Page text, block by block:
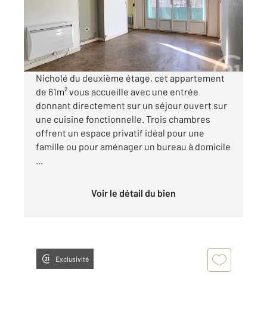
Appartement F4 à louer
550 €
par mois charges comprises
Nicholé du deuxième étage, cet appartement
de 61m² vous accueille avec une entrée
donnant directement sur un séjour ouvert sur
une cuisine fonctionnelle. Trois chambres
offrent un espace privatif idéal pour une
famille ou pour aménager un bureau à domicile
...
Voir le détail du bien
Exclusivité